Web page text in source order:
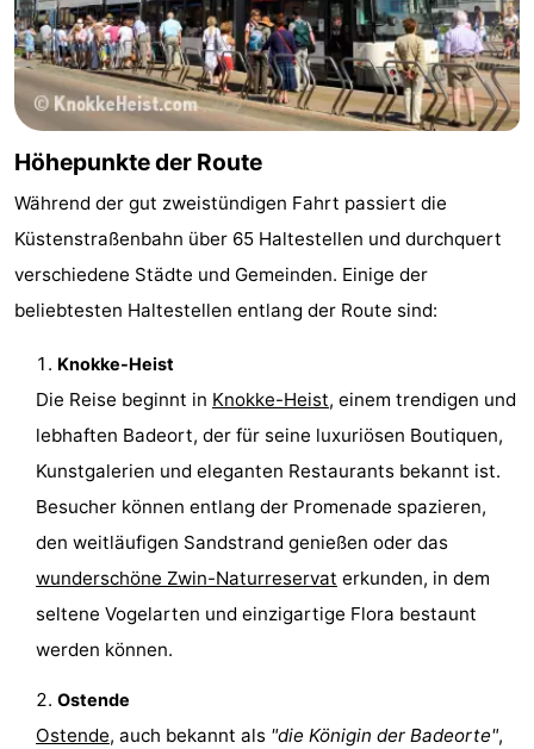
-
Rundfahrten
-
Bauernhöfe
-
Spielplätze
-
Indoor-
Spielplätze
-
Bowling
-
Zentren
Dörfer
Städte
Natur
Sport
Schwimmbader
Radfahren
Wandern
Höhepunkte der Route
Während der gut zweistündigen Fahrt passiert die
Küstenstraßenbahn über 65 Haltestellen und durchquert
verschiedene Städte und Gemeinden. Einige der
beliebtesten Haltestellen entlang der Route sind:
Knokke-Heist
Die Reise beginnt in Knokke-Heist, einem trendigen und
lebhaften Badeort, der für seine luxuriösen Boutiquen,
Kunstgalerien und eleganten Restaurants bekannt ist.
Besucher können entlang der Promenade spazieren,
den weitläufigen Sandstrand genießen oder das
wunderschöne Zwin-Naturreservat erkunden, in dem
seltene Vogelarten und einzigartige Flora bestaunt
werden können.
Ostende
Ostende, auch bekannt als "die Königin der Badeorte",